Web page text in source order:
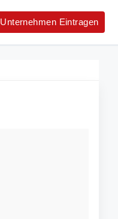
Unternehmen Eintragen